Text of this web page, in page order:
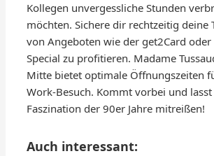
Kollegen unvergessliche Stunden
möchten. Sichere dir rechtzeitig deine
von Angeboten wie der get2Card
Special zu profitieren. Madame
Mitte bietet optimale Öffnungszeiten
Work-Besuch. Kommt vorbei und
Faszination der 90er Jahre mitreißen!
Auch interessant: